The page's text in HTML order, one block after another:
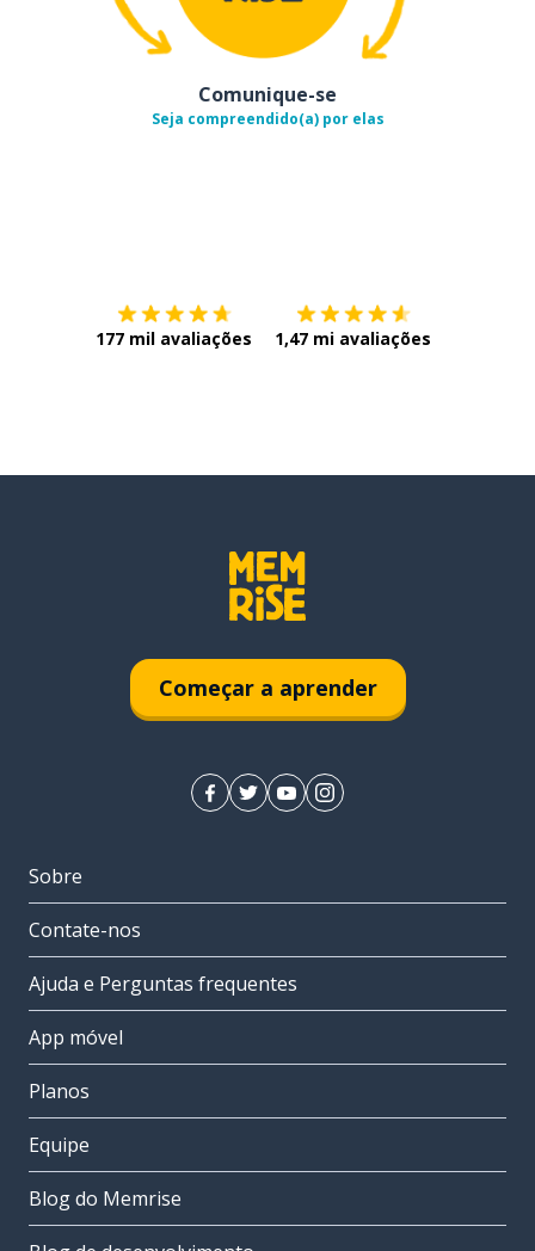
Comunique-se
Seja compreendido(a) por elas
177 mil avaliações 1,47 mi avaliações
Começar a aprender
Sobre
Contate-nos
Ajuda e Perguntas frequentes
App móvel
Planos
Equipe
Blog do Memrise